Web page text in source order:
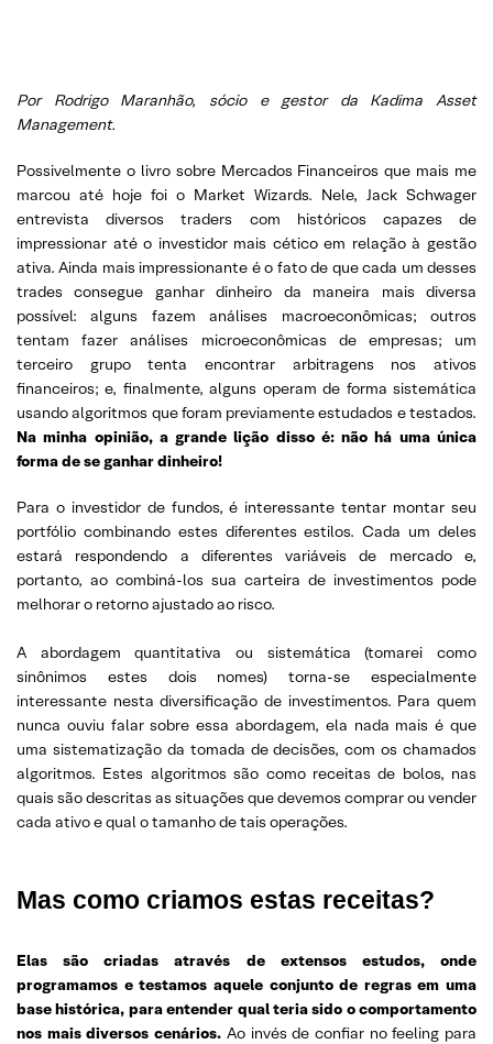
Por Rodrigo Maranhão, sócio e gestor da Kadima Asset
Management.
Possivelmente o livro sobre Mercados Financeiros que mais me
marcou até hoje foi o Market Wizards. Nele, Jack Schwager
entrevista diversos traders com históricos capazes de
impressionar até o investidor mais cético em relação à gestão
ativa. Ainda mais impressionante é o fato de que cada um desses
trades consegue ganhar dinheiro da maneira mais diversa
possível: alguns fazem análises macroeconômicas; outros
tentam fazer análises microeconômicas de empresas; um
terceiro grupo tenta encontrar arbitragens nos ativos
financeiros; e, finalmente, alguns operam de forma sistemática
usando algoritmos que foram previamente estudados e testados.
Na minha opinião, a grande lição disso é: não há uma única
forma de se ganhar dinheiro!
Para o investidor de fundos, é interessante tentar montar seu
portfólio combinando estes diferentes estilos. Cada um deles
estará respondendo a diferentes variáveis de mercado e,
portanto, ao combiná-los sua carteira de investimentos pode
melhorar o retorno ajustado ao risco.
A abordagem quantitativa ou sistemática (tomarei como
sinônimos estes dois nomes) torna-se especialmente
interessante nesta diversificação de investimentos. Para quem
nunca ouviu falar sobre essa abordagem, ela nada mais é que
uma sistematização da tomada de decisões, com os chamados
algoritmos. Estes algoritmos são como receitas de bolos, nas
quais são descritas as situações que devemos comprar ou vender
cada ativo e qual o tamanho de tais operações.
Mas como criamos estas receitas?
Elas são criadas através de extensos estudos, onde
programamos e testamos aquele conjunto de regras em uma
base histórica, para entender qual teria sido o comportamento
nos mais diversos cenários. Ao invés de confiar no feeling para